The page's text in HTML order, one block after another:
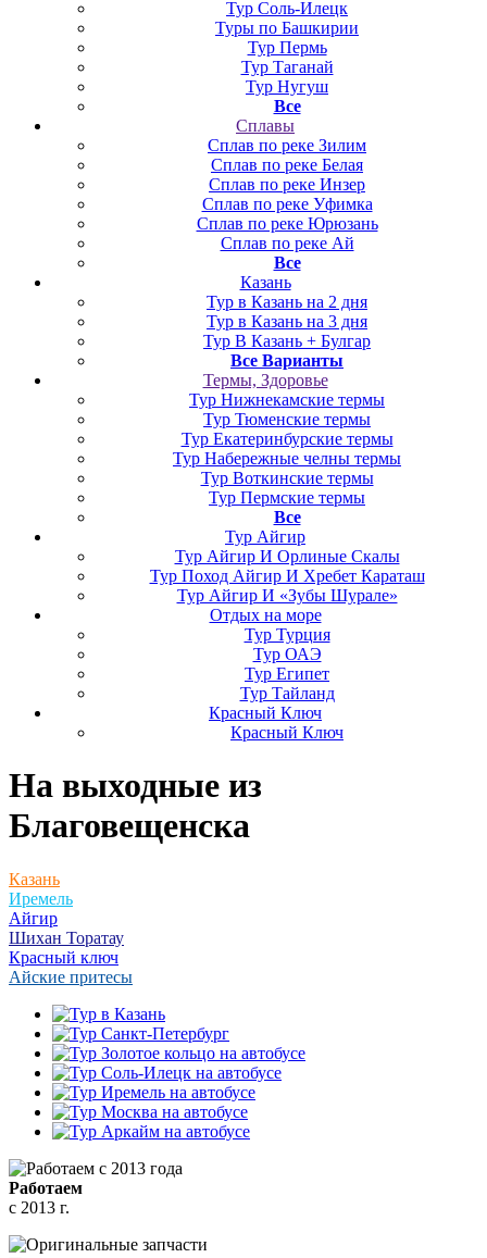
Тур Соль-Илецк
Туры по Башкирии
Тур Пермь
Тур Таганай
Тур Нугуш
Все
Сплавы
Сплав по реке Зилим
Сплав по реке Белая
Сплав по реке Инзер
Сплав по реке Уфимка
Сплав по реке Юрюзань
Сплав по реке Ай
Все
Казань
Тур в Казань на 2 дня
Тур в Казань на 3 дня
Тур В Казань + Булгар
Все Варианты
Термы, Здоровье
Тур Нижнекамские термы
Тур Тюменские термы
Тур Екатеринбурские термы
Тур Набережные челны термы
Тур Воткинские термы
Тур Пермские термы
Все
Тур Айгир
Тур Айгир И Орлиные Скалы
Тур Поход Айгир И Хребет Караташ
Тур Айгир И «Зубы Шурале»
Отдых на море
Тур Турция
Тур ОАЭ
Тур Египет
Тур Тайланд
Красный Ключ
Красный Ключ
На выходные из
Благовещенска
Казань
Иремель
Айгир
Шихан Торатау
Красный ключ
Айские притесы
Работаем
с 2013 г.